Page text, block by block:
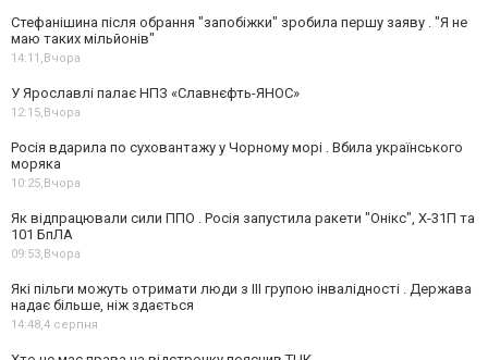
Стефанішина після обрання "запобіжки" зробила першу заяву . "Я не
маю таких мільйонів"
14:11,Вчора
У Ярославлі палає НПЗ «Славнєфть-ЯНОС»
12:15,Вчора
Росія вдарила по суховантажу у Чорному морі . Вбила українського
моряка
10:25,Вчора
Як відпрацювали сили ППО . Росія запустила ракети "Онікс", Х-31П та
101 БпЛА
09:53,Вчора
Які пільги можуть отримати люди з III групою інвалідності . Держава
надає більше, ніж здається
14:48,4 серпня